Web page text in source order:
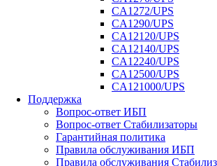
CA1272/UPS
CA1290/UPS
CA12120/UPS
CA12140/UPS
CA12240/UPS
CA12500/UPS
CA121000/UPS
Поддержка
Вопрос-ответ ИБП
Вопрос-ответ Стабилизаторы
Гарантийная политика
Правила обслуживания ИБП
Правила обслуживания